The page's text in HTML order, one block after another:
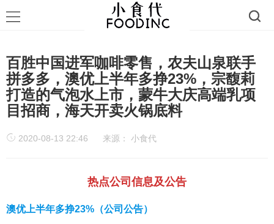
百胜中国进军咖啡零售，农夫山泉联手
拼多多，澳优上半年多挣23%，宗馥莉
打造的气泡水上市，蒙牛大庆高端乳项
目招商，海天开卖火锅底料
2020-08-13 22:46 来源： 小食代
热点公司信息及公告
澳优上半年多挣23%（公司公告）